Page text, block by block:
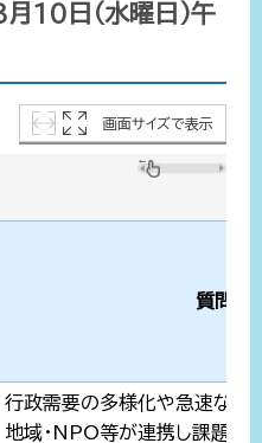
10日（水曜日）午
画面サイズで表示
質問の
行政需要の多様化や急速な少
地域・NPO等が連携し課題解